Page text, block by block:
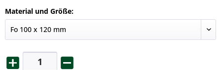
Material und Größe: